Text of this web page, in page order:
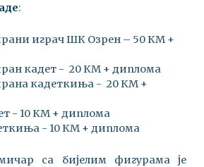
:
играч ШК Озрен – 50 КМ +
кадет - 20 КМ + диплома
кадеткиња - 20 КМ +
- 10 КМ + диплома
- 10 КМ + диплома
са бијелим фигурама је